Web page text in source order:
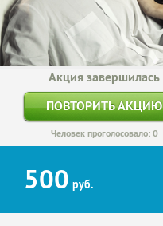
Акция завершилась
ПОВТОРИТЬ АКЦИЮ
Человек проголосовало: 0
500 руб.